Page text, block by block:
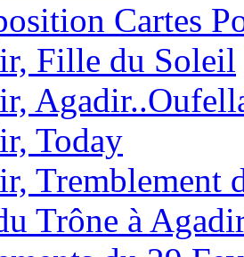
Cartes
Fille du Soleil
Today
Tremblement
Trône à